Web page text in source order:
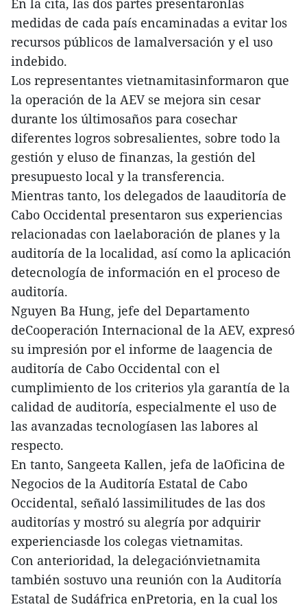
En la cita, las dos partes presentaronlas
medidas de cada país encaminadas a evitar los
recursos públicos de lamalversación y el uso
indebido.
Los representantes vietnamitasinformaron que
la operación de la AEV se mejora sin cesar
durante los últimosaños para cosechar
diferentes logros sobresalientes, sobre todo la
gestión y eluso de finanzas, la gestión del
presupuesto local y la transferencia.
Mientras tanto, los delegados de laauditoría de
Cabo Occidental presentaron sus experiencias
relacionadas con laelaboración de planes y la
auditoría de la localidad, así como la aplicación
detecnología de información en el proceso de
auditoría.
Nguyen Ba Hung, jefe del Departamento
deCooperación Internacional de la AEV, expresó
su impresión por el informe de laagencia de
auditoría de Cabo Occidental con el
cumplimiento de los criterios yla garantía de la
calidad de auditoría, especialmente el uso de
las avanzadas tecnologíasen las labores al
respecto.
En tanto, Sangeeta Kallen, jefa de laOficina de
Negocios de la Auditoría Estatal de Cabo
Occidental, señaló lassimilitudes de las dos
auditorías y mostró su alegría por adquirir
experienciasde los colegas vietnamitas.
Con anterioridad, la delegaciónvietnamita
también sostuvo una reunión con la Auditoría
Estatal de Sudáfrica enPretoria, en la cual los